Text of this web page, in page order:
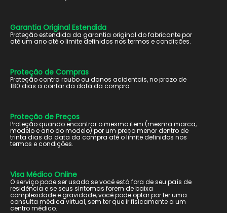
Garantia Original Estendida
Proteção estendida da garantia original do fabricante por
até um ano até o limite definidos nos termos e condições.
Proteção de Compras
Proteção contra roubo ou danos acidentais, no prazo de
180 dias a contar da data da compra.
Proteção de Preços
Proteção quando encontrar o mesmo item (mesma marca,
modelo e ano do modelo) por um preço menor dentro de
trinta dias da data da compra até o limite definidos nos
termos e condições.
Visa Médico Online
O serviço pode ser usado se você está fora de seu país de
residência e se seus sintomas forem de baixa
complexidade e gravidade, você pode optar por ter uma
consulta médica virtual, sem ter que ir fisicamente a um
centro médico.